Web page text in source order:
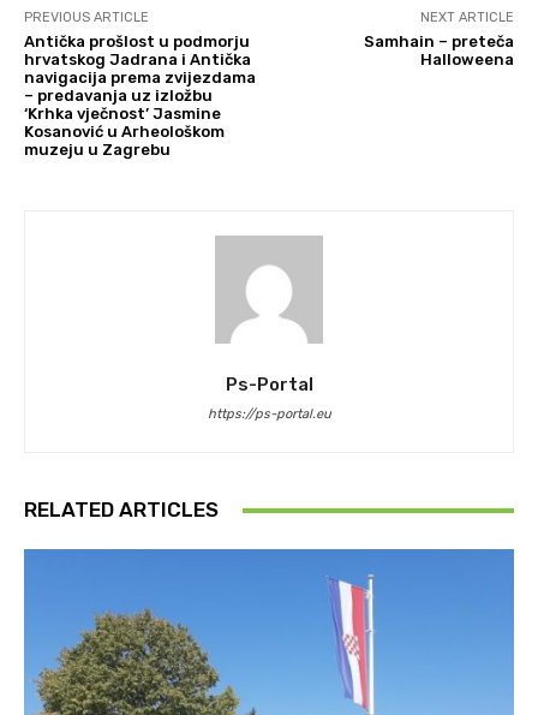
PREVIOUS ARTICLE
Antička prošlost u podmorju
hrvatskog Jadrana i Antička
navigacija prema zvijezdama
– predavanja uz izložbu
‘Krhka vječnost’ Jasmine
Kosanović u Arheološkom
muzeju u Zagrebu
NEXT ARTICLE
Samhain – preteča
Halloweena
Ps-Portal
https://ps-portal.eu
RELATED ARTICLES